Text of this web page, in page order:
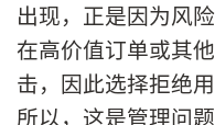
出现，正是因为风
在高价值订单或其
击，因此选择拒绝
所以，这是管理问